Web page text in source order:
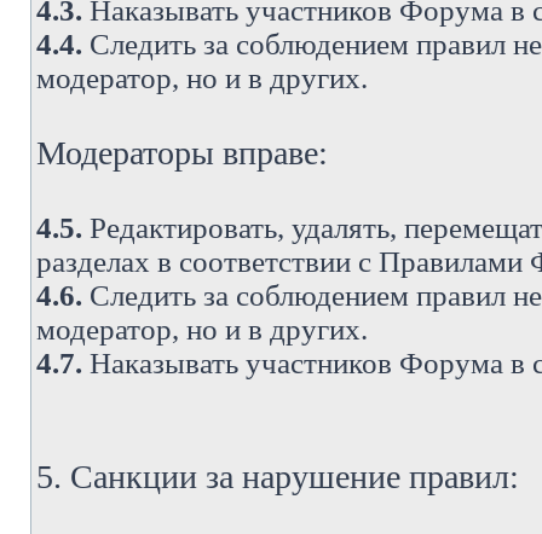
4.3. Наказывать участников Форума
4.4. Следить за соблюдением правил
модератор, но и в других.
Модераторы вправе:
4.5. Редактировать, удалять,
разделах в соответствии с
4.6. Следить за соблюдением правил
модератор, но и в других.
4.7. Наказывать участников Форума
5. Санкции за нарушение правил: